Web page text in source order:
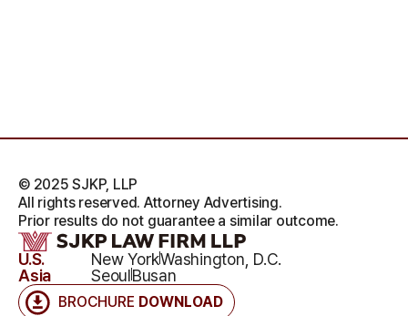
BROCHURE DOWNLOAD
U.S. New YorkWashington, D.C.
Asia
SeoulBusan
© 2025 SJKP, LLP
All rights reserved. Attorney Advertising.
Prior results do not guarantee a similar outcome.